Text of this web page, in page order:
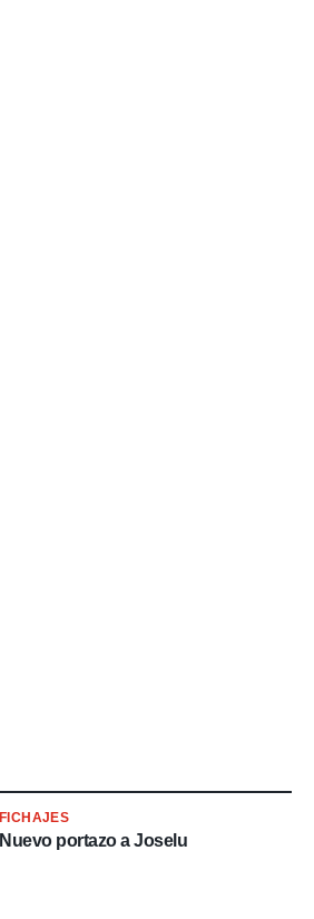
FICHAJES
Nuevo portazo a Joselu